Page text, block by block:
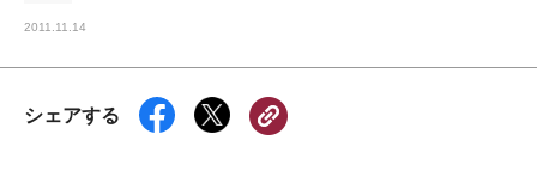
2011.11.14
シェアする